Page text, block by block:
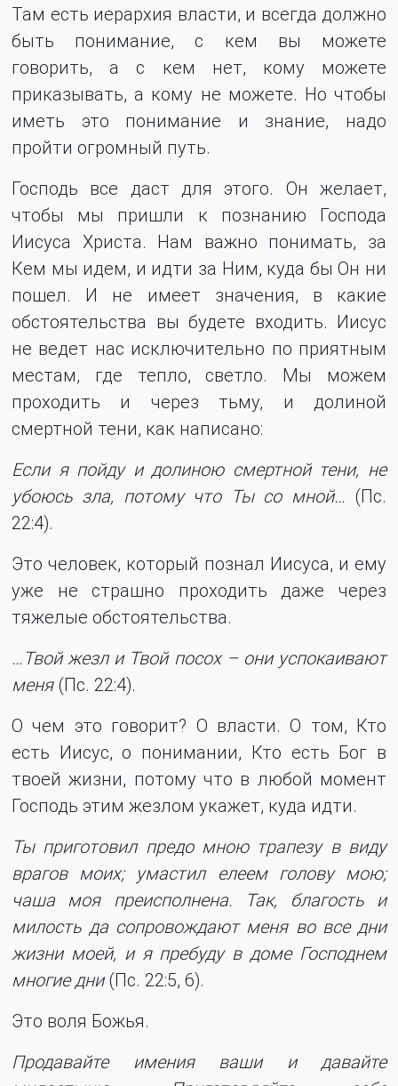
Там есть иерархия власти, и всегда должно
быть понимание, с кем вы можете
говорить, а с кем нет, кому можете
приказывать, а кому не можете. Но чтобы
иметь это понимание и знание, надо
пройти огромный путь.
Господь все даст для этого. Он желает,
чтобы мы пришли к познанию Господа
Иисуса Христа. Нам важно понимать, за
Кем мы идем, и идти за Ним, куда бы Он ни
пошел. И не имеет значения, в какие
обстоятельства вы будете входить. Иисус
не ведет нас исключительно по приятным
местам, где тепло, светло. Мы можем
проходить и через тьму, и долиной
смертной тени, как написано:
Если я пойду и долиною смертной тени, не
убоюсь зла, потому что Ты со мной… (Пс.
22:4).
Это человек, который познал Иисуса, и ему
уже не страшно проходить даже через
тяжелые обстоятельства.
…Твой жезл и Твой посох – они успокаивают
меня(Пс. 22:4).
О чем это говорит? О власти. О том, Кто
есть Иисус, о понимании, Кто есть Бог в
твоей жизни, потому что в любой момент
Господь этим жезлом укажет, куда идти.
Ты приготовил предо мною трапезу в виду
врагов моих; умастил елеем голову мою;
чаша моя преисполнена. Так, благость и
милость да сопровождают меня во все дни
жизни моей, и я пребуду в доме Господнем
многие дни(Пс. 22:5, 6).
Это воля Божья.
Продавайте имения ваши и давайте